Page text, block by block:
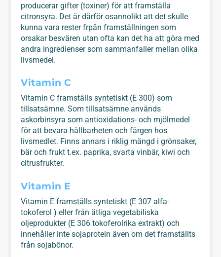
producerar gifter (toxiner) för att framställa
citronsyra. Det är därför osannolikt att det skulle
kunna vara rester frpån framställningen som
orsakar besvären utan ofta kan det ha att göra med
andra ingredienser som sammanfaller mellan olika
livsmedel.
Vitamin C
Vitamin C framställs syntetiskt (E 300) som
tillsatsämne. Som tillsatsämne används
askorbinsyra som antioxidations- och mjölmedel
för att bevara hållbarheten och färgen hos
livsmedlet. Finns annars i riklig mängd i grönsaker,
bär och frukt t.ex. paprika, svarta vinbär, kiwi och
citrusfrukter.
Vitamin E
Vitamin E framställs syntetiskt (E 307 alfa-
tokoferol ) eller från ätliga vegetabiliska
oljeprodukter (E 306 tokoferolrika extrakt) och
innehåller inte sojaprotein även om det framställts
från sojabönor.